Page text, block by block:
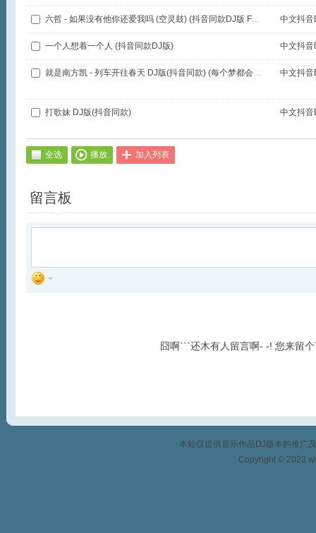
六哲 - 如果没有他你还爱我吗 (空灵鼓) (抖音同款DJ版 FunkyHouse Mix国语男)咚鼓 中文抖音
一个人想着一个人 (抖音同款DJ版) 中文抖音
就是南方凯 - 列车开往春天 DJ版(抖音同款) (每个梦都会实现) 中文抖音
打歌妹 DJ版(抖音同款) 中文抖音
全选 播放 加入列表
留言板
囧啊```还木有人留言啊- -! 您来留
本站仅提供音乐作品DJ版本的推广
Copyright © 2023